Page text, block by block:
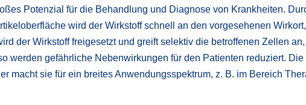
Potenzial für die Behandlung und Diagnose von Krankheiten.
wird der Wirkstoff schnell an den vorgesehenen
der Wirkstoff freigesetzt und greift selektiv die betroffenen Zellen an,
werden gefährliche Nebenwirkungen für den Patienten reduziert. Die
macht sie für ein breites Anwendungsspektrum, z. B. im Bereich